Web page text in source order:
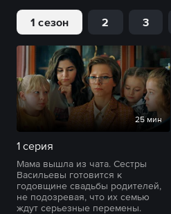
1 сезон 2 3
25 мин
1 серия
Мама вышла из чата. Сестры
Васильевы готовится к
годовщине свадьбы родителей,
не подозревая, что их семью
ждут серьезные перемены.